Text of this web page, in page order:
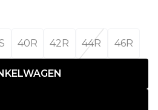
40R 42R 44R 46R